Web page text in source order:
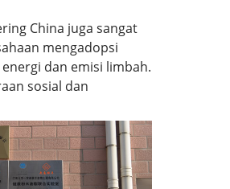
China juga sangat
mengadopsi
dan emisi limbah.
sosial dan